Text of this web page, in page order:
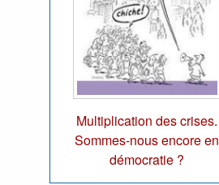
Multiplication des crises.
Sommes-nous encore en
démocratie ?